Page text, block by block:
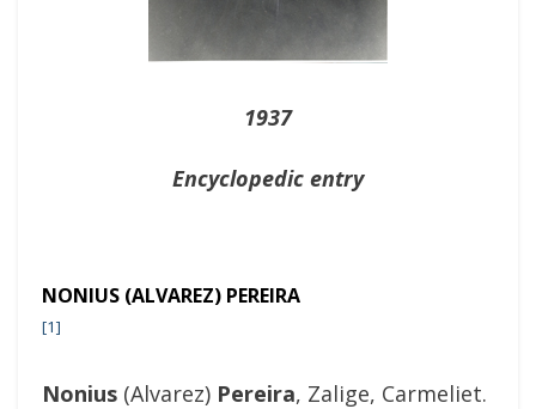
1937
Encyclopedic entry
NONIUS (ALVAREZ) PEREIRA
[1]
Nonius (Alvarez) Pereira, Zalige, Carmeliet.